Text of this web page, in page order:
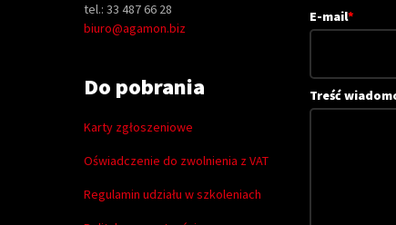
tel.: 33 487 66 28
biuro@agamon.biz
Do pobrania
Karty zgłoszeniowe
Oświadczenie do zwolnienia z VAT
Regulamin udziału w szkoleniach
E-mail*
Treść